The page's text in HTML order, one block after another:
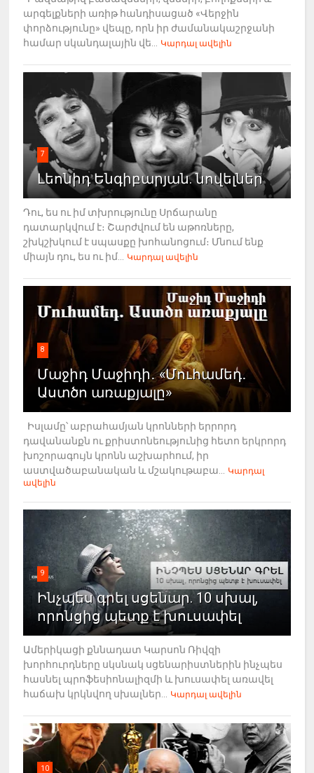
արգելքների առիթ հանդիսացած «Վերջին
փորձությունը» վեպը, որն իր ժամանակաշրջանի
համար սկանդալային վե...
Կարդալ ավելին
7
Լեոնիդ Ենգիբարյան. նովելներ
Դու, ես ու իմ տխրությունը Սրճարանը
դատարկվում է։ Շարժվում են աթոռները,
շխկշխկում է սպասքը խոհանոցում։ Մնում ենք
միայն դու, ես ու իմ...
Կարդալ ավելին
8
Մաջիդ Մաջիդի․ «Մուհամեդ․
Աստծո առաքյալը»
Իսլամը՝ աբրահամյան կրոնների երրորդ
դավանանքն ու քրիստոնեությունից հետո երկրորդ
խոշորագույն կրոնն աշխարհում, իր
աստվածաբանական և մշակութաբա...
Կարդալ
ավելին
9
Ինչպես գրել սցենար. 10 սխալ,
որոնցից պետք է խուսափել
Ամերիկացի քննադատ Կարսոն Ռիվզի
խորհուրդները սկսնակ սցենարիստներին ինչպես
հասնել պրոֆեսիոնալիզմի և խուսափել առավել
հաճախ կրկնվող սխալներ...
Կարդալ ավելին
10